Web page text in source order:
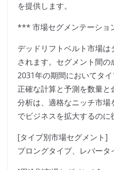
を提供します。
*** 市場セグメンテーショ
デッドリフトベルト市場
されます。セグメント間
2031年の期間においてタ
正確な計算と予測を数量
分析は、適格なニッチ市場
でビジネスを拡大するのに
[タイプ別市場セグメント]
プロングタイプ、レバータ